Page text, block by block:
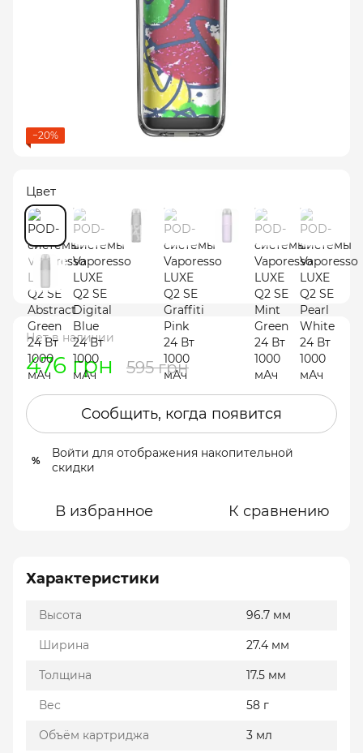
−20%
Цвет
Нет в наличии
476 грн 595 грн
Сообщить, когда появится
% Войти для отображения накопительной
скидки
В избранное К сравнению
Характеристики
Высота 96.7 мм
Ширина 27.4 мм
Толщина 17.5 мм
Вес 58 г
Объём картриджа 3 мл